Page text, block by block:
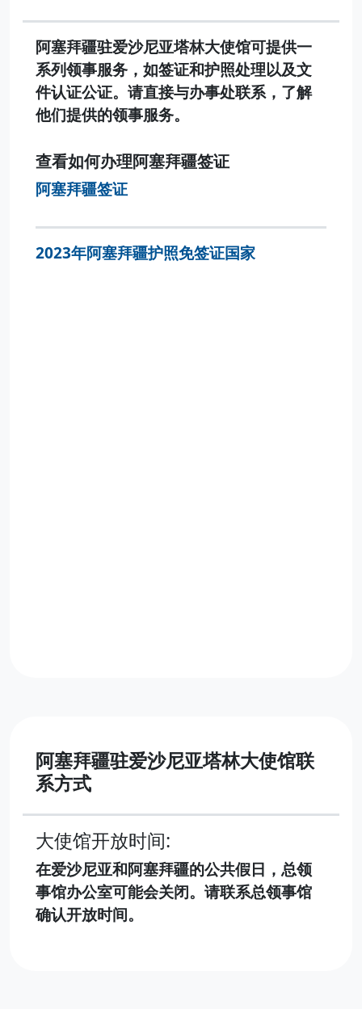
阿塞拜疆驻爱沙尼亚塔林大使馆可提供一
系列领事服务，如签证和护照处理以及文
件认证公证。请直接与办事处联系，了解
他们提供的领事服务。
查看如何办理阿塞拜疆签证
阿塞拜疆签证
2023年阿塞拜疆护照免签证国家
阿塞拜疆驻爱沙尼亚塔林大使馆联
系方式
大使馆开放时间:
在爱沙尼亚和阿塞拜疆的公共假日，总领
事馆办公室可能会关闭。请联系总领事馆
确认开放时间。